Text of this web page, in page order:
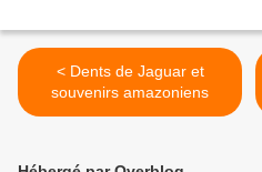
< Dents de Jaguar et
souvenirs amazoniens